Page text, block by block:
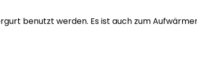
benutzt werden. Es ist auch zum